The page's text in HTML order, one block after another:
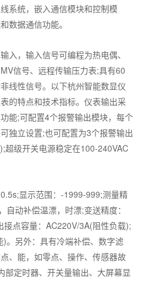
系统，嵌入通信模块和控制模
数据通信功能。
，输入信号可编程为热电偶、
信号、远程传输压力表;具有60
线性信号。以下杭州智能数显仪
的特点和技术指标。仪表输出采
能;可配置4个报警输出模块，每个
独立设置;也可配置为3个报警输出
超级开关电源稳定在100-240VAC
显示范围：-1999-999;测量精
自动补偿温漂，时漂;变送精度：
点容量：AC220V/3A(阻性负载);
。另外：具有冷端补偿、数字滤
、能，如零点、操作、传感器故
部定时器、开关量输出、大屏幕显